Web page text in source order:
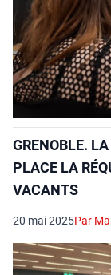
GRENOBLE.
PLACE LA
VACANTS
20 mai 2025Par